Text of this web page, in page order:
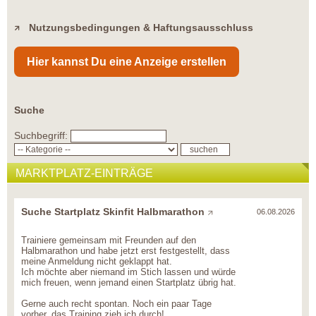
Nutzungsbedingungen & Haftungsausschluss
Hier kannst Du eine Anzeige erstellen
Suche
Suchbegriff:
MARKTPLATZ-EINTRÄGE
Suche Startplatz Skinfit Halbmarathon 06.08.2026
Trainiere gemeinsam mit Freunden auf den
Halbmarathon und habe jetzt erst festgestellt, dass
meine Anmeldung nicht geklappt hat.
Ich möchte aber niemand im Stich lassen und würde
mich freuen, wenn jemand einen Startplatz übrig hat.
Gerne auch recht spontan. Noch ein paar Tage